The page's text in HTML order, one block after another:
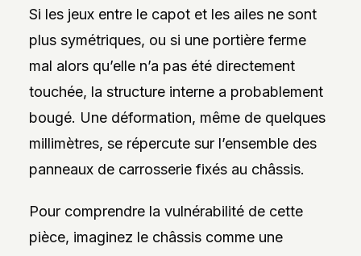
Si les jeux entre le capot et les ailes ne sont
plus symétriques, ou si une portière ferme
mal alors qu’elle n’a pas été directement
touchée, la structure interne a probablement
bougé. Une déformation, même de quelques
millimètres, se répercute sur l’ensemble des
panneaux de carrosserie fixés au châssis.
Pour comprendre la vulnérabilité de cette
pièce, imaginez le châssis comme une